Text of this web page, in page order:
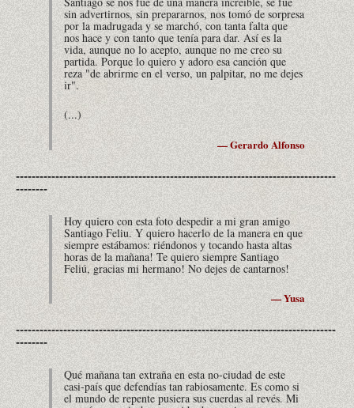
sin advertirnos, sin prepararnos, nos tomó de sorpresa
por la madrugada y se marchó, con tanta falta que
nos hace y con tanto que tenía para dar. Así es la
vida, aunque no lo acepto, aunque no me creo su
partida. Porque lo quiero y adoro esa canción que
reza "de abrirme en el verso, un palpitar, no me dejes
ir".
(...)
— Gerardo Alfonso
---------------------------------------------------------------------------------
--------
Hoy quiero con esta foto despedir a mi gran amigo
Santiago Feliu. Y quiero hacerlo de la manera en que
siempre estábamos: riéndonos y tocando hasta altas
horas de la mañana! Te quiero siempre Santiago
Feliú, gracias mi hermano! No dejes de cantarnos!
— Yusa
---------------------------------------------------------------------------------
--------
Qué mañana tan extraña en esta no-ciudad de este
casi-país que defendías tan rabiosamente. Es como si
el mundo de repente pusiera sus cuerdas al revés. Mi